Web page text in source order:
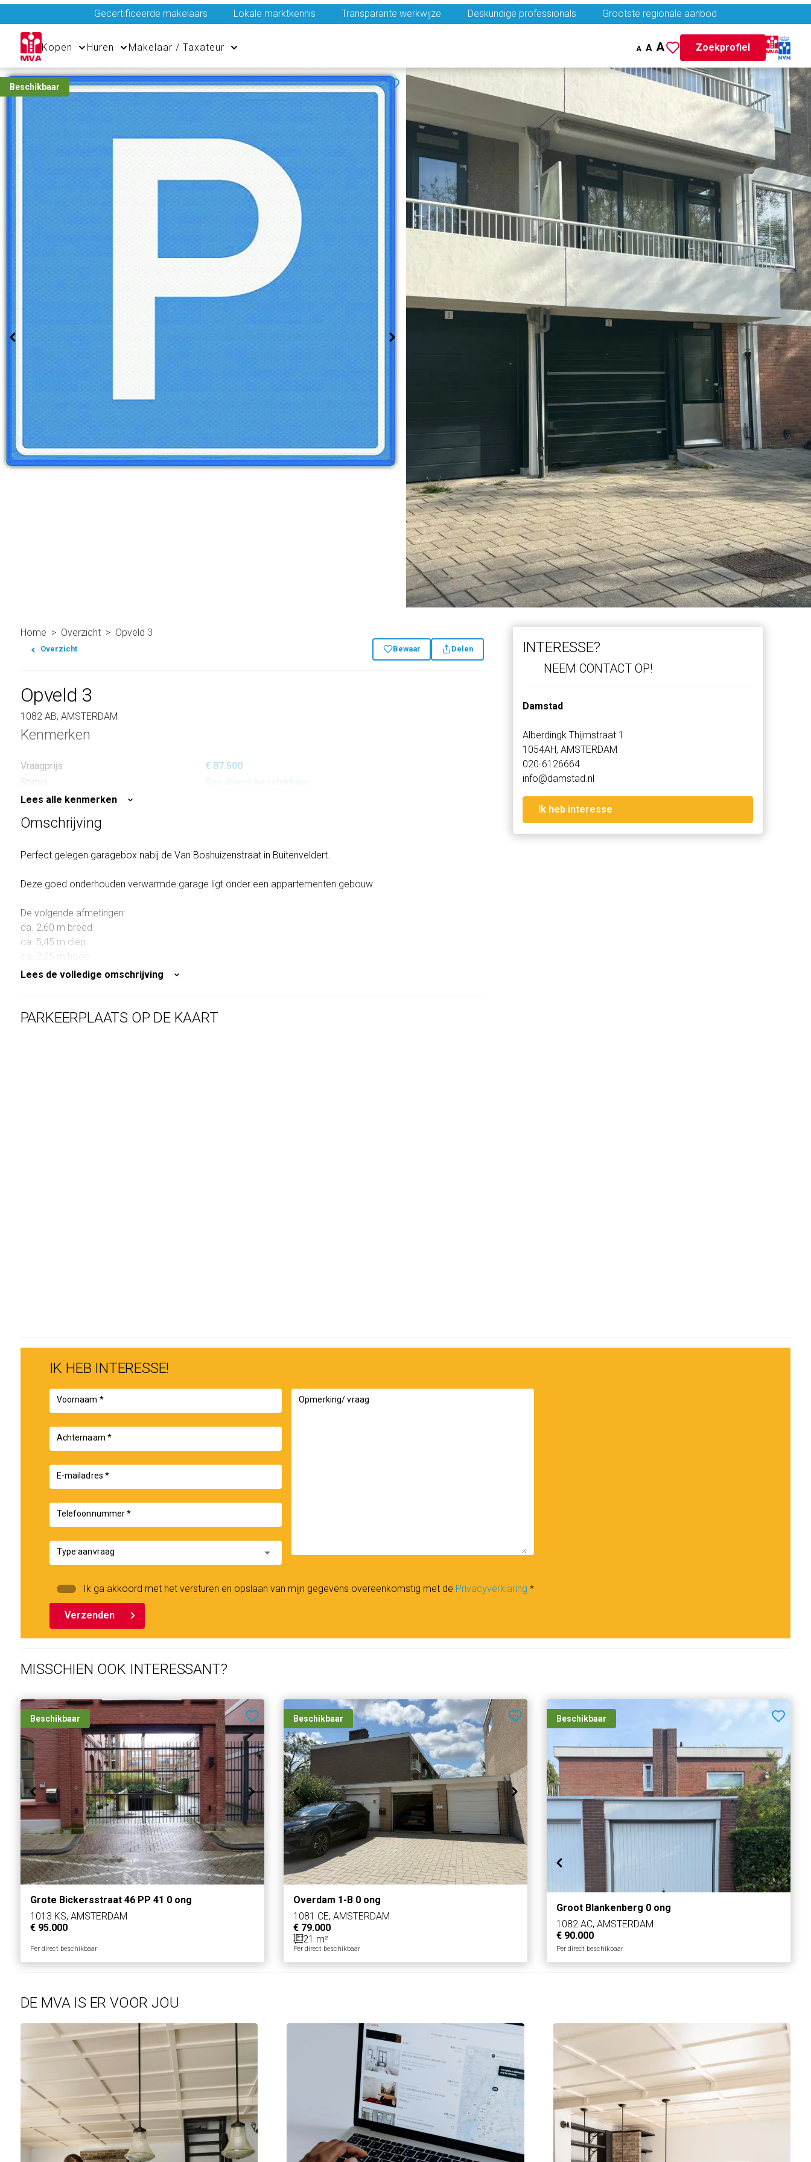
Gecertificeerde makelaars Lokale marktkennis Transparante werkwijze Deskundige professionals Grootste regionale aanbod
Kopen Huren Makelaar / Taxateur A A A Zoekprofiel
Beschikbaar
Home Overzicht Opveld 3
Overzicht Bewaar Delen
Opveld 3
1082 AB, AMSTERDAM
Kenmerken
Vraagprijs
€ 87.500
Status
Per direct beschikbaar
Lees alle kenmerken
Omschrijving
Perfect gelegen garagebox nabij de Van Boshuizenstraat in Buitenveldert.
Deze goed onderhouden verwarmde garage ligt onder een appartementen gebouw.
De volgende afmetingen:
ca. 2,60 m breed
ca. 5,45 m diep
ca. 2,25 m hoog
Inrijhoogte ca. 2,18 m
Voorzien van electra en verwarming.
Lees de volledige omschrijving
INTERESSE?
NEEM CONTACT OP!
Damstad
Alberdingk Thijmstraat 1
1054AH, AMSTERDAM
020-6126664
info@damstad.nl
Ik heb interesse
PARKEERPLAATS OP DE KAART
IK HEB INTERESSE!
Voornaam *
Achternaam *
E-mailadres *
Telefoonnummer *
Type aanvraag arrow_drop_down
Opmerking/ vraag
Ik ga akkoord met het versturen en opslaan van mijn gegevens overeenkomstig met de Privacyverklaring *
Verzenden
MISSCHIEN OOK INTERESSANT?
Beschikbaar
Grote Bickersstraat 46 PP 41 0 ong
1013 KS, AMSTERDAM
€ 95.000
Per direct beschikbaar
Beschikbaar
Overdam 1-B 0 ong
1081 CE, AMSTERDAM
€ 79.000
21 m²
Per direct beschikbaar
Beschikbaar
Groot Blankenberg 0 ong
1082 AC, AMSTERDAM
€ 90.000
Per direct beschikbaar
DE MVA IS ER VOOR JOU